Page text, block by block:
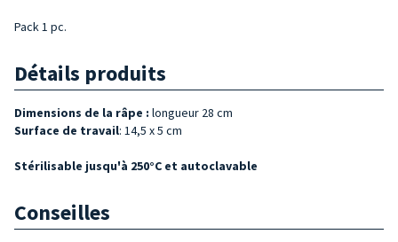
Pack 1 pc.
Détails produits
Dimensions de la râpe : longueur 28 cm
Surface de travail: 14,5 x 5 cm
Stérilisable jusqu'à 250°C et autoclavable
Conseilles